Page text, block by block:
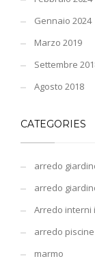
Gennaio 2024
Marzo 2019
Settembre
Agosto 2018
CATEGORIES
arredo
arredo
Arredo interni
arredo
marmo